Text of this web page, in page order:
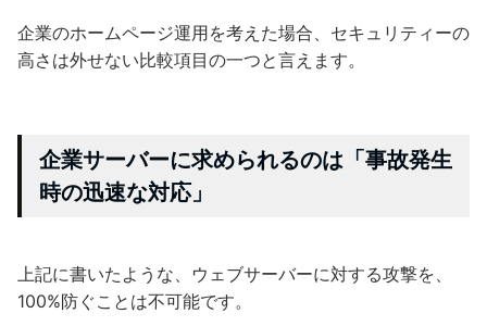
企業のホームページ運用を考えた場合、セキュリティーの
高さは外せない比較項目の一つと言えます。
企業サーバーに求められるのは「事故発生
時の迅速な対応」
上記に書いたような、ウェブサーバーに対する攻撃を、
100%防ぐことは不可能です。